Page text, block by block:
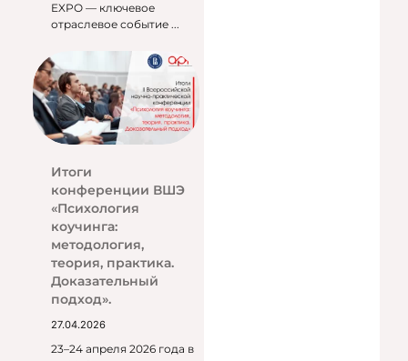
EXPO — ключевое
отраслевое событие ...
Итоги
конференции ВШЭ
«Психология
коучинга:
методология,
теория, практика.
Доказательный
подход».
27.04.2026
23–24 апреля 2026 года в